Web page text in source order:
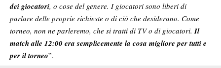
dei giocatori, o cose del genere. I giocatori sono liberi di
parlare delle proprie richieste o di ciò che desiderano. Come
torneo, non ne parleremo, che si tratti di TV o di giocatori. Il
match alle 12:00 era semplicemente la cosa migliore per tutti e
per il torneo”.